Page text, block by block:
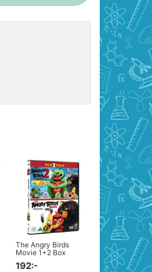
The Angry Birds
Movie 1+2 Box
192:-